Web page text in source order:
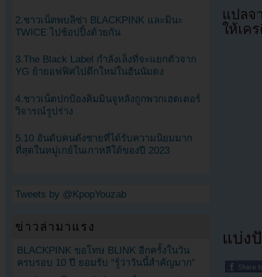
แปล
ให้เค
แบ่ง
2.ชาวเน็ตพบลิซ่า BLACKPINK และมินะ
TWICE ไปช้อปปิ้งด้วยกัน
3.The Black Label กำลังเล็งที่จะแยกตัวจาก
YG ย้ายอฟฟิศไปตึกใหม่ในฮันนัมดง
4.ชาวเน็ตปกป้องคิมมินจูหลังถูกพวกเฮดเตอร์
วิจารณ์รูปร่าง
5.10 อันดับคนดังชายที่ได้รับความนิยมมาก
ที่สุดในหมู่เกย์ในเกาหลีใต้ของปี 2023
Tweets by @KpopYouzab
ข่าวล่ามาแรง
BLACKPINK ขอโทษ BLINK อีกครั้งในวัน
ครบรอบ 10 ปี ยอมรับ “รู้ว่าวันนี้สำคัญมาก”